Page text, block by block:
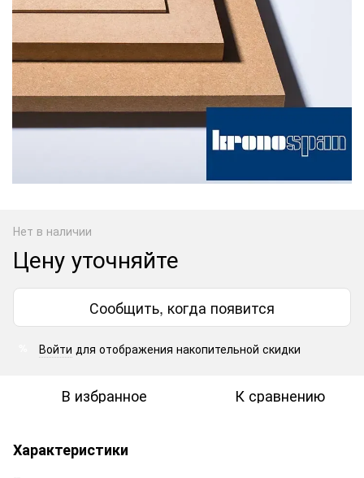
Нет в наличии
Цену уточняйте
Сообщить, когда появится
Войти для отображения накопительной скидки
В избранное К сравнению
Характеристики